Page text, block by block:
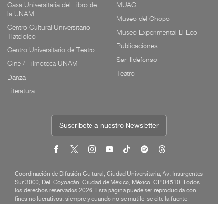
Casa Universitaria del Libro de
la UNAM
Centro Cultural Universitario
Tlatelolco
Centro Universitario de Teatro
Cine / Filmoteca UNAM
Danza
Literatura
MUAC
Museo del Chopo
Museo Experimental El Eco
Publicaciones
San Ildefonso
Teatro
Suscríbete a nuestro Newsletter
Coordinación de Difusión Cultural, Ciudad Universitaria, Av. Insurgentes
Sur 3000, Del. Coyoacán, Ciudad de México, México. CP 04510. Todos
los derechos reservados 2026. Esta página puede ser reproducida con
fines no lucrativos, siempre y cuando no se mutile, se cite la fuente